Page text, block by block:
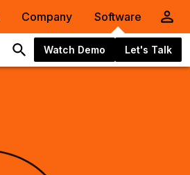
Company Software
Watch Demo Let's Talk